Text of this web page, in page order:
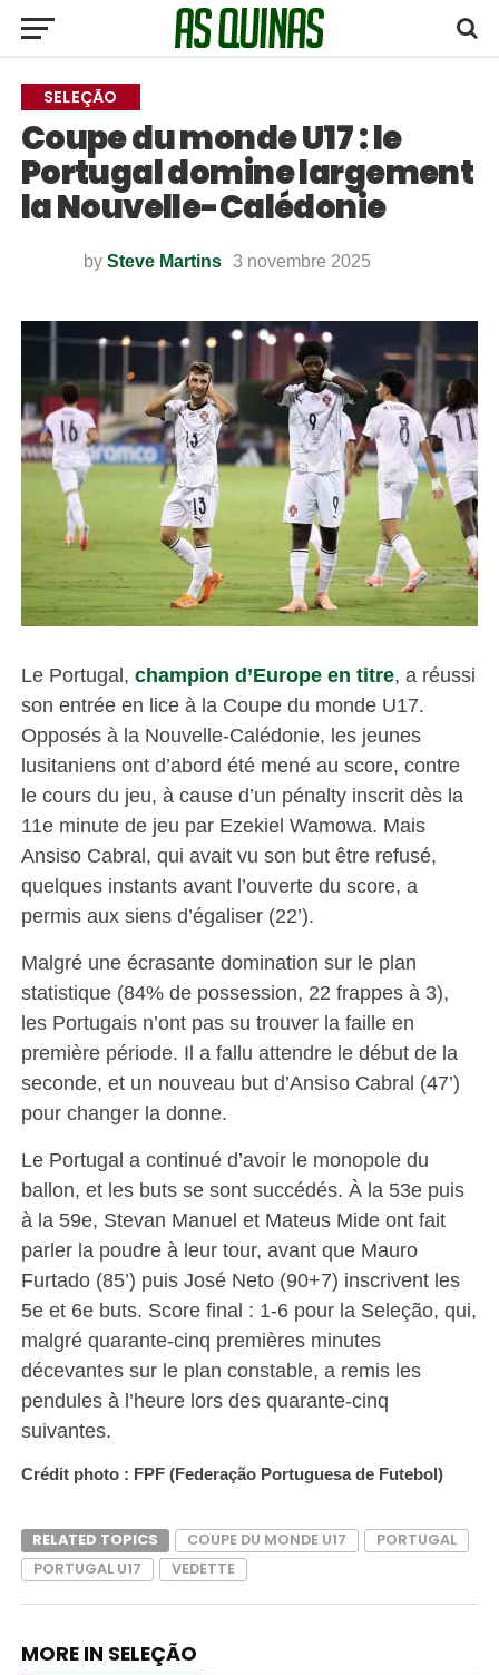
SELEÇÃO
Coupe du monde U17 : le
Portugal domine largement
la Nouvelle-Calédonie
by Steve Martins 3 novembre 2025
Le Portugal, champion d’Europe en titre, a réussi
son entrée en lice à la Coupe du monde U17.
Opposés à la Nouvelle-Calédonie, les jeunes
lusitaniens ont d’abord été mené au score, contre
le cours du jeu, à cause d’un pénalty inscrit dès la
11e minute de jeu par Ezekiel Wamowa. Mais
Ansiso Cabral, qui avait vu son but être refusé,
quelques instants avant l’ouverte du score, a
permis aux siens d’égaliser (22’).
Malgré une écrasante domination sur le plan
statistique (84% de possession, 22 frappes à 3),
les Portugais n’ont pas su trouver la faille en
première période. Il a fallu attendre le début de la
seconde, et un nouveau but d’Ansiso Cabral (47’)
pour changer la donne.
Le Portugal a continué d’avoir le monopole du
ballon, et les buts se sont succédés. À la 53e puis
à la 59e, Stevan Manuel et Mateus Mide ont fait
parler la poudre à leur tour, avant que Mauro
Furtado (85’) puis José Neto (90+7) inscrivent les
5e et 6e buts. Score final : 1-6 pour la Seleção, qui,
malgré quarante-cinq premières minutes
décevantes sur le plan constable, a remis les
pendules à l’heure lors des quarante-cinq
suivantes.
Crédit photo : FPF (Federação Portuguesa de Futebol)
RELATED TOPICS COUPE DU MONDE U17
PORTUGAL
PORTUGAL U17
VEDETTE
MORE IN SELEÇÃO